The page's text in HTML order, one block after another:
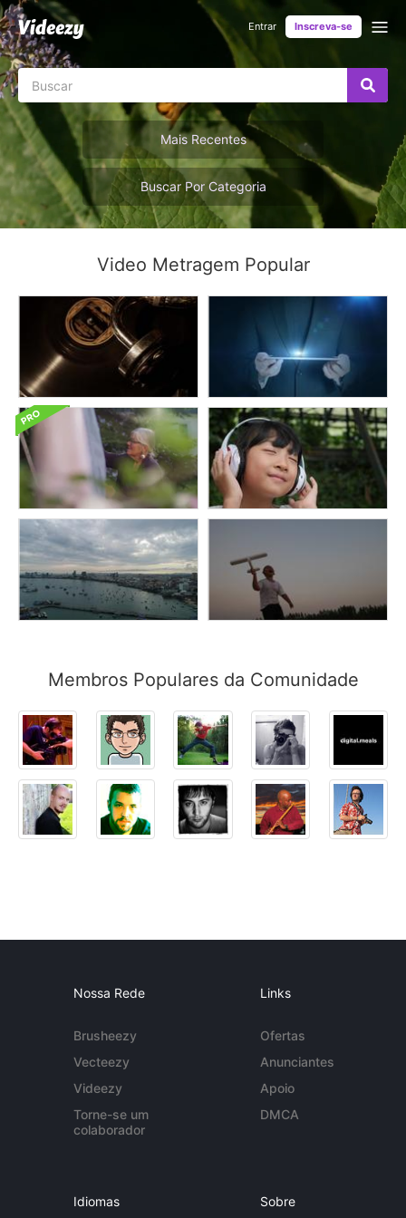
Entrar Inscreva-se
Mais Recentes
Buscar Por Categoria
Video Metragem Popular
Membros Populares da Comunidade
Nossa Rede
Brusheezy
Vecteezy
Videezy
Torne-se um
colaborador
Links
Ofertas
Anunciantes
Apoio
DMCA
Idiomas Sobre